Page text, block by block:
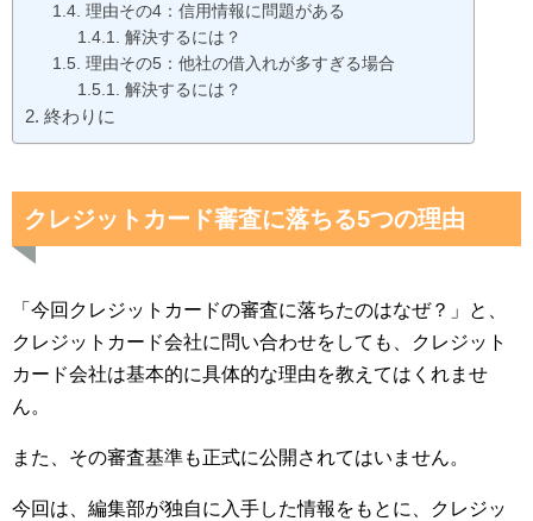
理由その4：信用情報に問題がある
解決するには？
理由その5：他社の借入れが多すぎる場合
解決するには？
終わりに
クレジットカード審査に落ちる5つの理由
「今回クレジットカードの審査に落ちたのはなぜ？」と、
クレジットカード会社に問い合わせをしても、クレジット
カード会社は基本的に具体的な理由を教えてはくれませ
ん。
また、その審査基準も正式に公開されてはいません。
今回は、編集部が独自に入手した情報をもとに、クレジッ